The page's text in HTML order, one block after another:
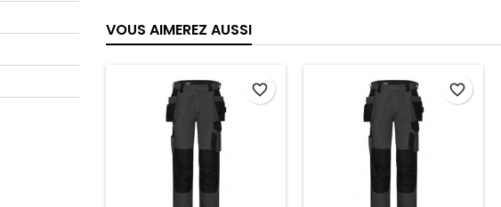
VOUS AIMEREZ AUSSI
favorite_border favorite_border